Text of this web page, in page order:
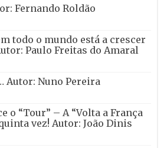
Fernando Roldão
todo o mundo está a crescer
Paulo Freitas do Amaral
Autor: Nuno Pereira
o “Tour” – A “Volta a França
vez! Autor: João Dinis